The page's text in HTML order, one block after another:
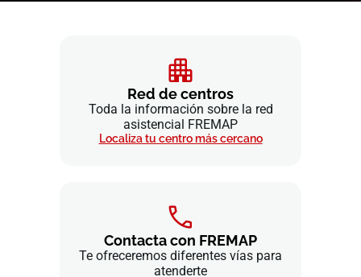
Red de centros
Toda la información sobre la red
asistencial FREMAP
Localiza tu centro más cercano
Contacta con FREMAP
Te ofreceremos diferentes vías para
atenderte